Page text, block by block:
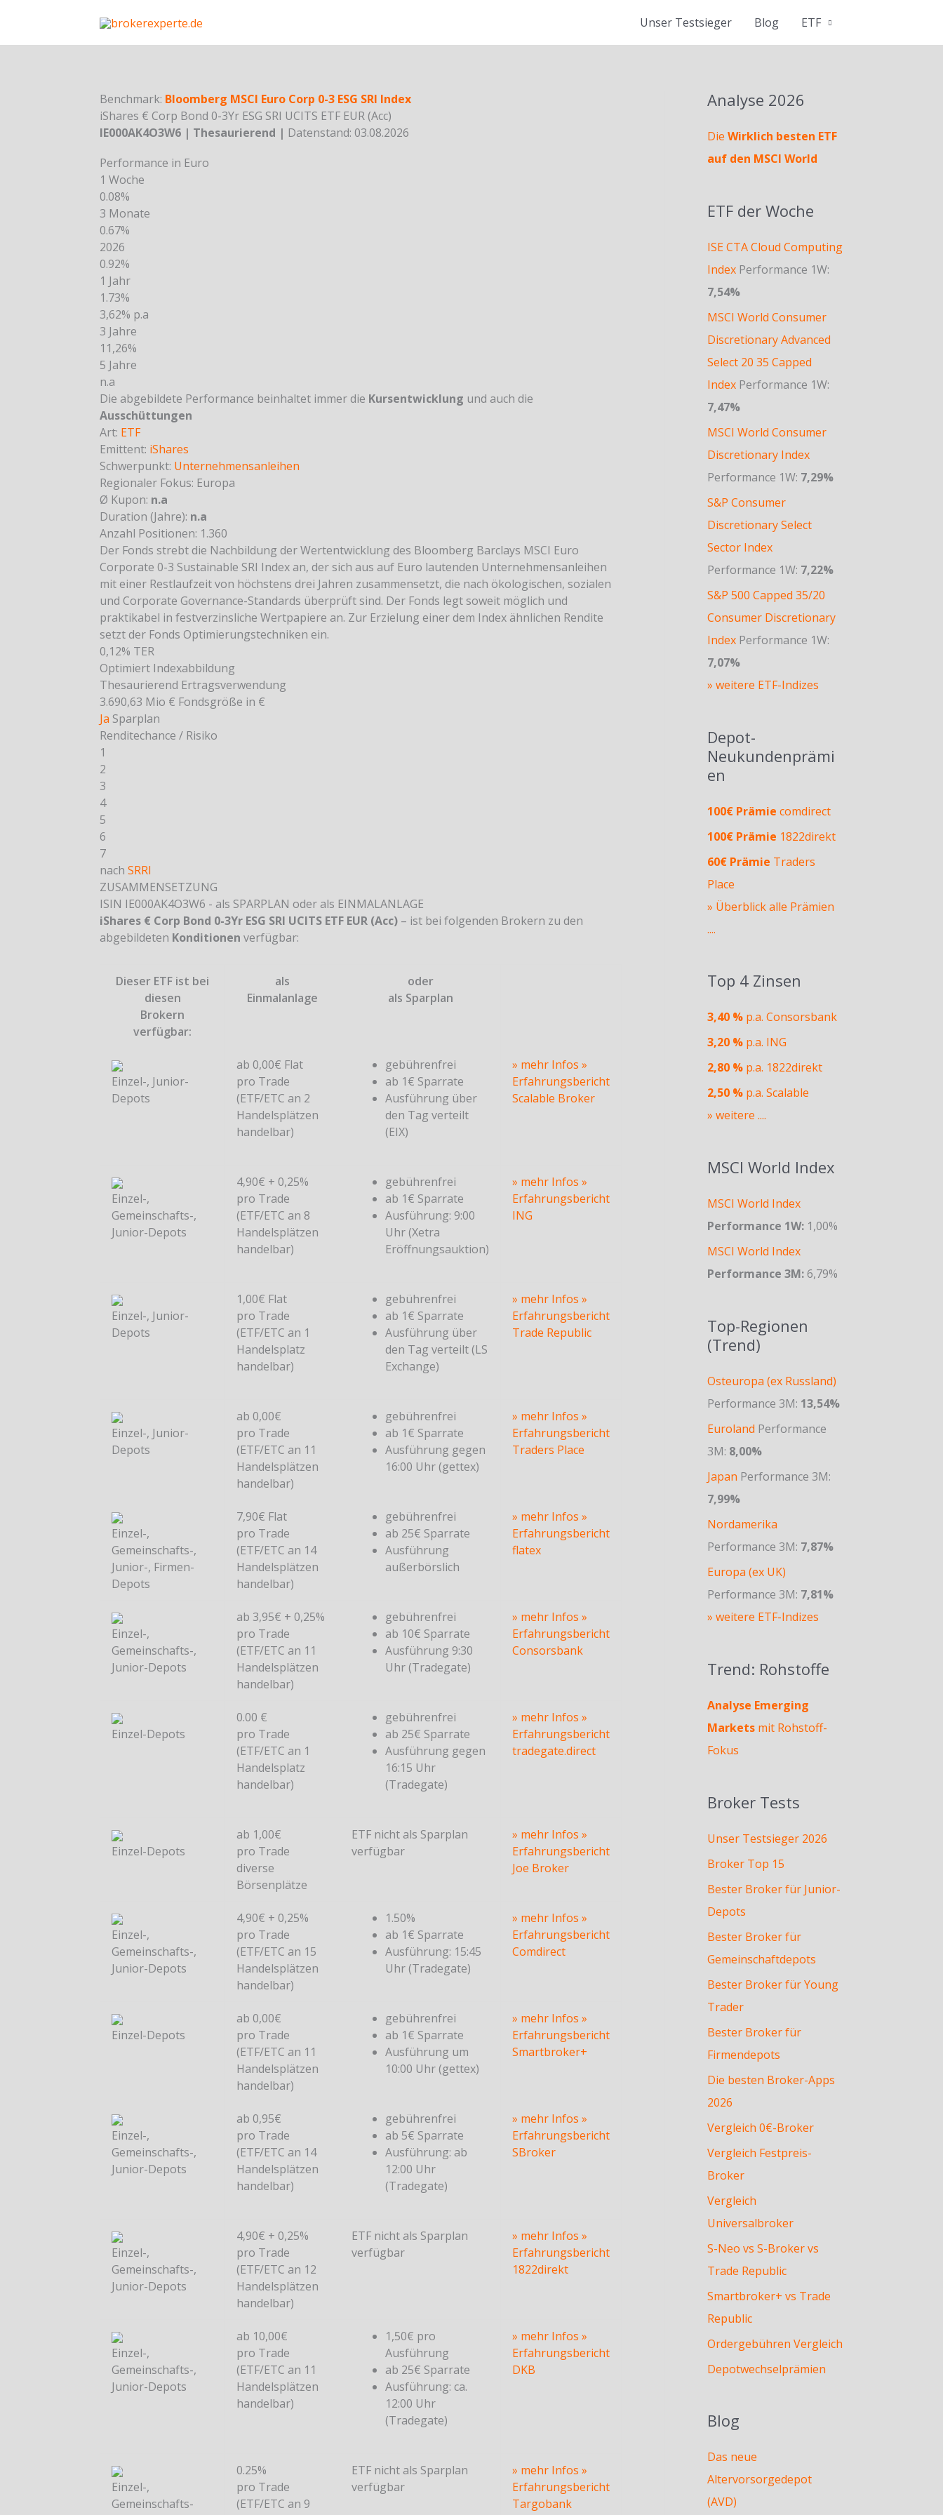
content
Unser Testsieger Blog ETF
Benchmark: Bloomberg MSCI Euro Corp 0-3 ESG SRI Index
iShares € Corp Bond 0-3Yr ESG SRI UCITS ETF EUR (Acc)
IE000AK4O3W6 | Thesaurierend | Datenstand: 03.08.2026
Performance in Euro
1 Woche
0.08%
3 Monate
0.67%
2026
0.92%
1 Jahr
1.73%
3,62% p.a
3 Jahre
11,26%
5 Jahre
n.a
Die abgebildete Performance beinhaltet immer die Kursentwicklung und auch die
Ausschüttungen
Art: ETF
Emittent: iShares
Schwerpunkt: Unternehmensanleihen
Regionaler Fokus: Europa
Ø Kupon: n.a
Duration (Jahre): n.a
Anzahl Positionen: 1.360
Der Fonds strebt die Nachbildung der Wertentwicklung des Bloomberg Barclays MSCI Euro
Corporate 0-3 Sustainable SRI Index an, der sich aus auf Euro lautenden Unternehmensanleihen
mit einer Restlaufzeit von höchstens drei Jahren zusammensetzt, die nach ökologischen, sozialen
und Corporate Governance-Standards überprüft sind. Der Fonds legt soweit möglich und
praktikabel in festverzinsliche Wertpapiere an. Zur Erzielung einer dem Index ähnlichen Rendite
setzt der Fonds Optimierungstechniken ein.
0,12% TER
Optimiert Indexabbildung
Thesaurierend Ertragsverwendung
3.690,63 Mio € Fondsgröße in €
Ja Sparplan
Renditechance / Risiko
1
2
3
4
5
6
7
nach SRRI
ZUSAMMENSETZUNG
ISIN IE000AK4O3W6 - als SPARPLAN oder als EINMALANLAGE
iShares € Corp Bond 0-3Yr ESG SRI UCITS ETF EUR (Acc) – ist bei folgenden Brokern zu den
abgebildeten Konditionen verfügbar:
Dieser ETF ist bei
diesen
Brokern
verfügbar:
als
Einmalanlage
oder
als Sparplan
Einzel-, Junior-
Depots
ab 0,00€ Flat
pro Trade
(ETF/ETC an 2
Handelsplätzen
handelbar)
gebührenfrei
ab 1€ Sparrate
Ausführung über
den Tag verteilt
(EIX)
» mehr Infos »
Erfahrungsbericht
Scalable Broker
Einzel-,
Gemeinschafts-,
Junior-Depots
4,90€ + 0,25%
pro Trade
(ETF/ETC an 8
Handelsplätzen
handelbar)
gebührenfrei
ab 1€ Sparrate
Ausführung: 9:00
Uhr (Xetra
Eröffnungsauktion)
» mehr Infos »
Erfahrungsbericht
ING
Einzel-, Junior-
Depots
1,00€ Flat
pro Trade
(ETF/ETC an 1
Handelsplatz
handelbar)
gebührenfrei
ab 1€ Sparrate
Ausführung über
den Tag verteilt (LS
Exchange)
» mehr Infos »
Erfahrungsbericht
Trade Republic
Einzel-, Junior-
Depots
ab 0,00€
pro Trade
(ETF/ETC an 11
Handelsplätzen
handelbar)
gebührenfrei
ab 1€ Sparrate
Ausführung gegen
16:00 Uhr (gettex)
» mehr Infos »
Erfahrungsbericht
Traders Place
Einzel-,
Gemeinschafts-,
Junior-, Firmen-
Depots
7,90€ Flat
pro Trade
(ETF/ETC an 14
Handelsplätzen
handelbar)
gebührenfrei
ab 25€ Sparrate
Ausführung
außerbörslich
» mehr Infos »
Erfahrungsbericht
flatex
Einzel-,
Gemeinschafts-,
Junior-Depots
ab 3,95€ + 0,25%
pro Trade
(ETF/ETC an 11
Handelsplätzen
handelbar)
gebührenfrei
ab 10€ Sparrate
Ausführung 9:30
Uhr (Tradegate)
» mehr Infos »
Erfahrungsbericht
Consorsbank
Einzel-Depots
0.00 €
pro Trade
(ETF/ETC an 1
Handelsplatz
handelbar)
gebührenfrei
ab 25€ Sparrate
Ausführung gegen
16:15 Uhr
(Tradegate)
» mehr Infos »
Erfahrungsbericht
tradegate.direct
Einzel-Depots
ab 1,00€
pro Trade
diverse
Börsenplätze
ETF nicht als Sparplan
verfügbar
» mehr Infos »
Erfahrungsbericht
Joe Broker
Einzel-,
Gemeinschafts-,
Junior-Depots
4,90€ + 0,25%
pro Trade
(ETF/ETC an 15
Handelsplätzen
handelbar)
1.50%
ab 1€ Sparrate
Ausführung: 15:45
Uhr (Tradegate)
» mehr Infos »
Erfahrungsbericht
Comdirect
Einzel-Depots
ab 0,00€
pro Trade
(ETF/ETC an 11
Handelsplätzen
handelbar)
gebührenfrei
ab 1€ Sparrate
Ausführung um
10:00 Uhr (gettex)
» mehr Infos »
Erfahrungsbericht
Smartbroker+
Einzel-,
Gemeinschafts-,
Junior-Depots
ab 0,95€
pro Trade
(ETF/ETC an 14
Handelsplätzen
handelbar)
gebührenfrei
ab 5€ Sparrate
Ausführung: ab
12:00 Uhr
(Tradegate)
» mehr Infos »
Erfahrungsbericht
SBroker
Einzel-,
Gemeinschafts-,
Junior-Depots
4,90€ + 0,25%
pro Trade
(ETF/ETC an 12
Handelsplätzen
handelbar)
ETF nicht als Sparplan
verfügbar
» mehr Infos »
Erfahrungsbericht
1822direkt
Einzel-,
Gemeinschafts-,
Junior-Depots
ab 10,00€
pro Trade
(ETF/ETC an 11
Handelsplätzen
handelbar)
1,50€ pro
Ausführung
ab 25€ Sparrate
Ausführung: ca.
12:00 Uhr
(Tradegate)
» mehr Infos »
Erfahrungsbericht
DKB
Einzel-,
Gemeinschafts-
0.25%
pro Trade
(ETF/ETC an 9
ETF nicht als Sparplan
verfügbar
» mehr Infos »
Erfahrungsbericht
Targobank
Analyse 2026
Die Wirklich besten ETF
auf den MSCI World
ETF der Woche
ISE CTA Cloud Computing
IndexPerformance 1W:
7,54%
MSCI World Consumer
Discretionary Advanced
Select 20 35 Capped
IndexPerformance 1W:
7,47%
MSCI World Consumer
Discretionary Index
Performance 1W: 7,29%
S&P Consumer
Discretionary Select
Sector Index
Performance 1W: 7,22%
S&P 500 Capped 35/20
Consumer Discretionary
IndexPerformance 1W:
7,07%
» weitere ETF-Indizes
Depot-
Neukundenprämi
en
100€ Prämie comdirect
100€ Prämie 1822direkt
60€ Prämie Traders
Place
» Überblick alle Prämien
....
Top 4 Zinsen
3,40 %p.a. Consorsbank
3,20 %p.a. ING
2,80 %p.a. 1822direkt
2,50 %p.a. Scalable
» weitere ....
MSCI World Index
MSCI World Index
Performance 1W: 1,00%
MSCI World Index
Performance 3M: 6,79%
Top-Regionen
(Trend)
Osteuropa (ex Russland)
Performance 3M: 13,54%
Euroland Performance
3M: 8,00%
Japan Performance 3M:
7,99%
Nordamerika
Performance 3M: 7,87%
Europa (ex UK)
Performance 3M: 7,81%
» weitere ETF-Indizes
Trend: Rohstoffe
Analyse Emerging
Marketsmit Rohstoff-
Fokus
Broker Tests
Unser Testsieger 2026
Broker Top 15
Bester Broker für Junior-
Depots
Bester Broker für
Gemeinschaftdepots
Bester Broker für Young
Trader
Bester Broker für
Firmendepots
Die besten Broker-Apps
2026
Vergleich 0€-Broker
Vergleich Festpreis-
Broker
Vergleich
Universalbroker
S-Neo vs S-Broker vs
Trade Republic
Smartbroker+ vs Trade
Republic
Ordergebühren Vergleich
Depotwechselprämien
Blog
Das neue
Altervorsorgedepot
(AVD)